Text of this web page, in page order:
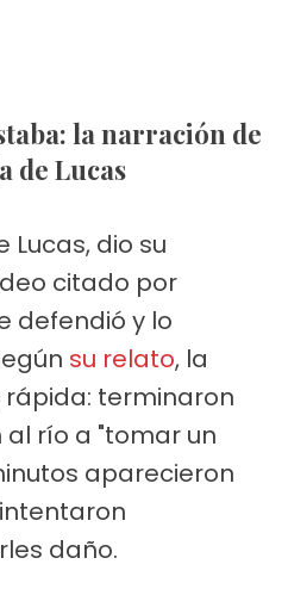
de Lucas
Lucas, dio su
citado por
defendió y lo
su relato, la
terminaron
río a "tomar un
aparecieron
daño.